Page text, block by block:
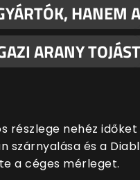
HANEM A
ARANY TOJÁST
részlege nehéz időket
szárnyalása és a
a céges mérleget.